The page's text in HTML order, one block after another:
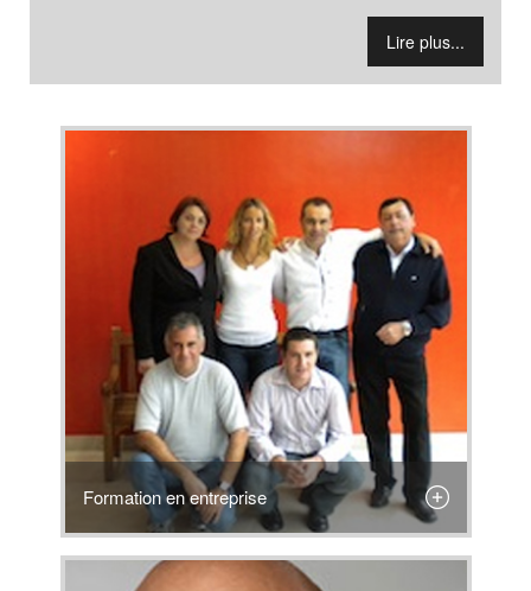
Lire plus...
Formation en entreprise